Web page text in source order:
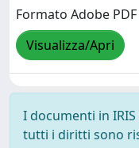
Formato Adobe PDF
Visualizza/Apri
I documenti in
tutti i diritti sono